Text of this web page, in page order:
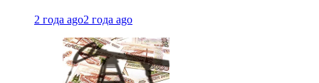
2 года ago2 года ago